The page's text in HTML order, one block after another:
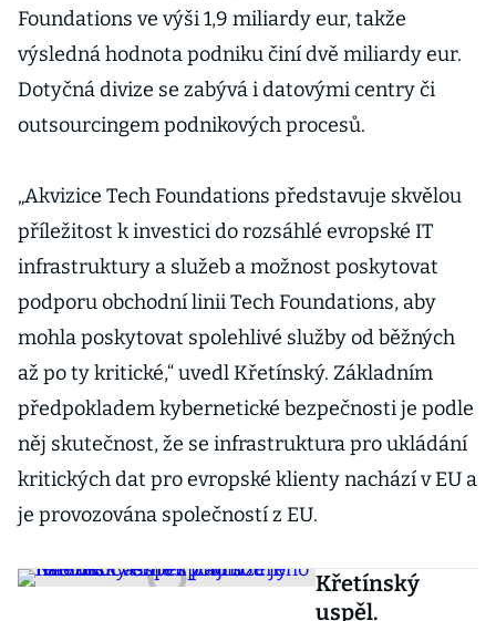
Foundations ve výši 1,9 miliardy eur, takže
výsledná hodnota podniku činí dvě miliardy eur.
Dotyčná divize se zabývá i datovými centry či
outsourcingem podnikových procesů.
„Akvizice Tech Foundations představuje skvělou
příležitost k investici do rozsáhlé evropské IT
infrastruktury a služeb a možnost poskytovat
podporu obchodní linii Tech Foundations, aby
mohla poskytovat spolehlivé služby od běžných
až po ty kritické,“ uvedl Křetínský. Základním
předpokladem kybernetické bezpečnosti je podle
něj skutečnost, že se infrastruktura pro ukládání
kritických dat pro evropské klienty nachází v EU a
je provozována společností z EU.
Křetínský
uspěl.